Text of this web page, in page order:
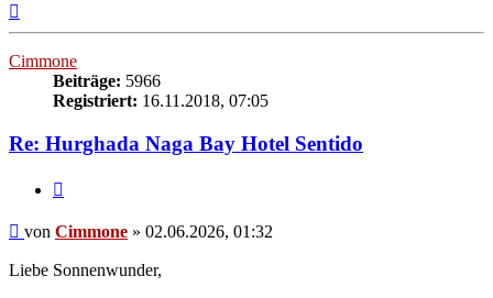
Cimmone
Beiträge: 5966
Registriert: 16.11.2018, 07:05
Re: Hurghada Naga Bay Hotel Sentido
Beitrag
von Cimmone » 02.06.2026, 01:32
Liebe Sonnenwunder,